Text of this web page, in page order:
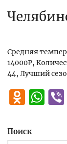
Средняя
14000₽,
44, Лучший
Поиск